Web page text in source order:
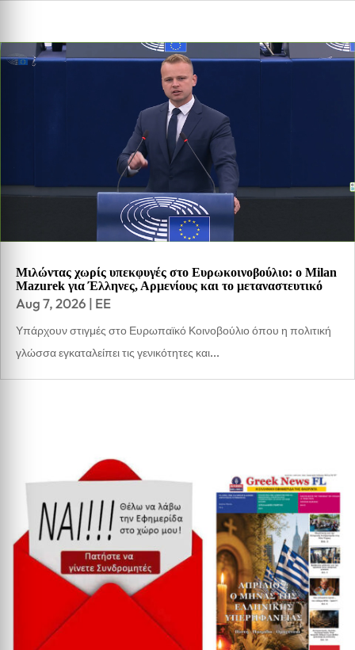
Μιλώντας χωρίς υπεκφυγές στο Ευρωκοινοβούλιο: ο Milan
Mazurek για Έλληνες, Αρμενίους και το μεταναστευτικό
Aug 7, 2026 | EE
Υπάρχουν στιγμές στο Ευρωπαϊκό Κοινοβούλιο όπου η πολιτική
γλώσσα εγκαταλείπει τις γενικότητες και...